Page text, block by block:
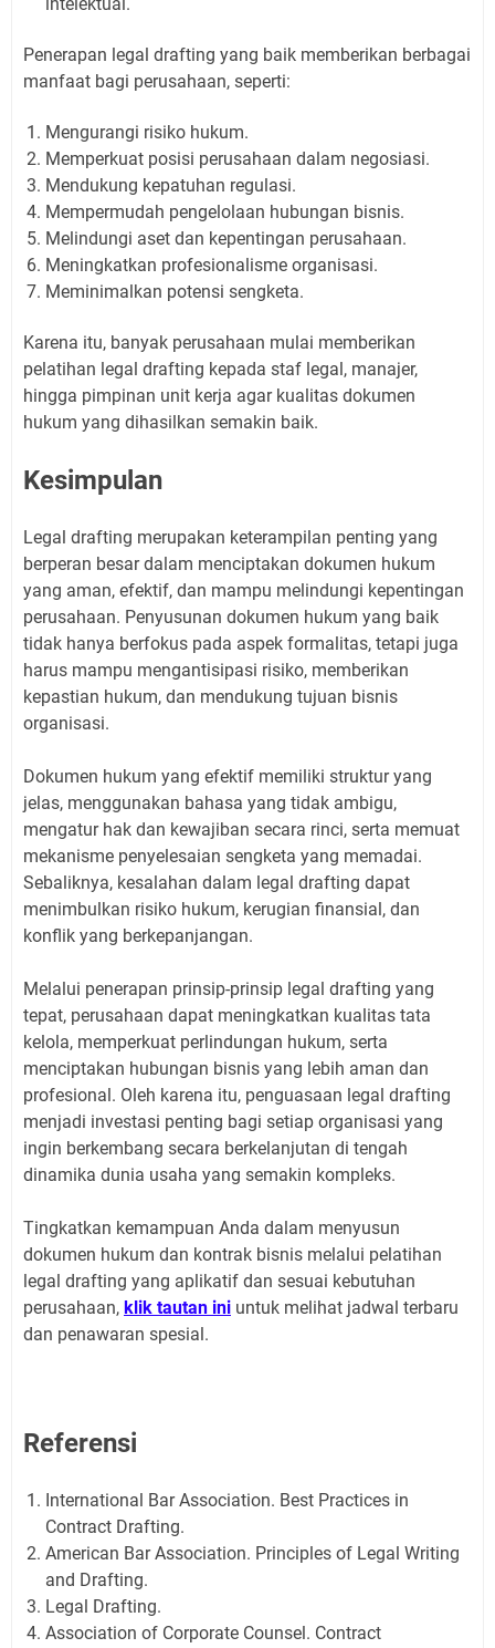
Penerapan legal drafting yang baik memberikan berbagai
manfaat bagi perusahaan, seperti:
Mengurangi risiko hukum.
Memperkuat posisi perusahaan dalam negosiasi.
Mendukung kepatuhan regulasi.
Mempermudah pengelolaan hubungan bisnis.
Melindungi aset dan kepentingan perusahaan.
Meningkatkan profesionalisme organisasi.
Meminimalkan potensi sengketa.
Karena itu, banyak perusahaan mulai memberikan
pelatihan legal drafting kepada staf legal, manajer,
hingga pimpinan unit kerja agar kualitas dokumen
hukum yang dihasilkan semakin baik.
Kesimpulan
Legal drafting merupakan keterampilan penting yang
berperan besar dalam menciptakan dokumen hukum
yang aman, efektif, dan mampu melindungi kepentingan
perusahaan. Penyusunan dokumen hukum yang baik
tidak hanya berfokus pada aspek formalitas, tetapi juga
harus mampu mengantisipasi risiko, memberikan
kepastian hukum, dan mendukung tujuan bisnis
organisasi.
Dokumen hukum yang efektif memiliki struktur yang
jelas, menggunakan bahasa yang tidak ambigu,
mengatur hak dan kewajiban secara rinci, serta memuat
mekanisme penyelesaian sengketa yang memadai.
Sebaliknya, kesalahan dalam legal drafting dapat
menimbulkan risiko hukum, kerugian finansial, dan
konflik yang berkepanjangan.
Melalui penerapan prinsip-prinsip legal drafting yang
tepat, perusahaan dapat meningkatkan kualitas tata
kelola, memperkuat perlindungan hukum, serta
menciptakan hubungan bisnis yang lebih aman dan
profesional. Oleh karena itu, penguasaan legal drafting
menjadi investasi penting bagi setiap organisasi yang
ingin berkembang secara berkelanjutan di tengah
dinamika dunia usaha yang semakin kompleks.
Tingkatkan kemampuan Anda dalam menyusun
dokumen hukum dan kontrak bisnis melalui pelatihan
legal drafting yang aplikatif dan sesuai kebutuhan
perusahaan, klik tautan ini untuk melihat jadwal terbaru
dan penawaran spesial.
Referensi
International Bar Association. Best Practices in
Contract Drafting.
American Bar Association. Principles of Legal Writing
and Drafting.
Legal Drafting.
Association of Corporate Counsel. Contract